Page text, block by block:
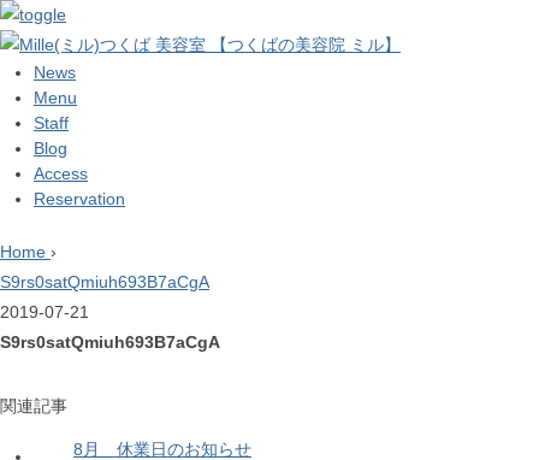
News
Menu
Staff
Blog
Access
Reservation
Home ›
S9rs0satQmiuh693B7aCgA
2019-07-21
S9rs0satQmiuh693B7aCgA
関連記事
8月 休業日のお知らせ